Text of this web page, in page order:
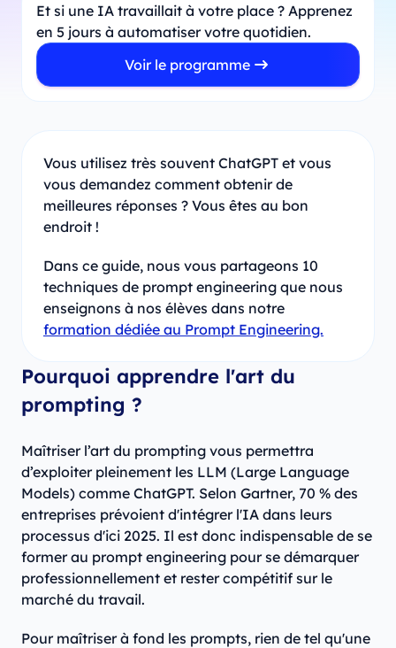
Et si une IA travaillait à votre place ? Apprenez
en 5 jours à automatiser votre quotidien.
Voir le programme
Vous utilisez très souvent ChatGPT et vous
vous demandez comment obtenir de
meilleures réponses ? Vous êtes au bon
endroit !
Dans ce guide, nous vous partageons 10
techniques de prompt engineering que nous
enseignons à nos élèves dans notre
formation dédiée au Prompt Engineering.
Pourquoi apprendre l'art du
prompting ?
Maîtriser l’art du prompting vous permettra
d’exploiter pleinement les LLM (Large Language
Models) comme ChatGPT. Selon Gartner, 70 % des
entreprises prévoient d'intégrer l'IA dans leurs
processus d'ici 2025. Il est donc indispensable de se
former au prompt engineering pour se démarquer
professionnellement et rester compétitif sur le
marché du travail.
Pour maîtriser à fond les prompts, rien de tel qu'une